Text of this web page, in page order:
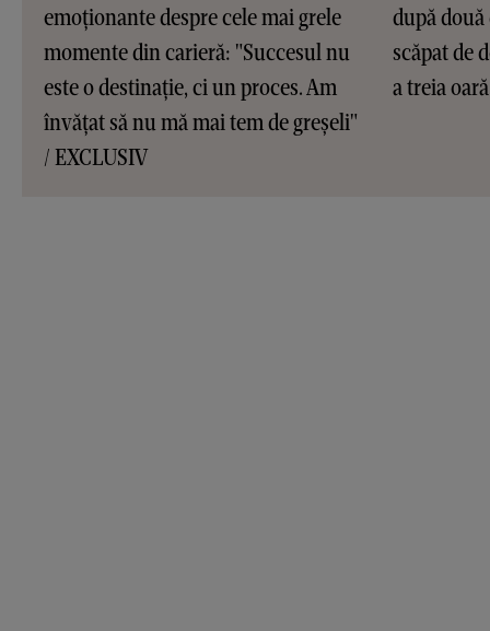
emoționante despre cele mai grele
momente din carieră: "Succesul nu
este o destinație, ci un proces. Am
învățat să nu mă mai tem de greșeli"
/ EXCLUSIV
după
scăpat de
a treia